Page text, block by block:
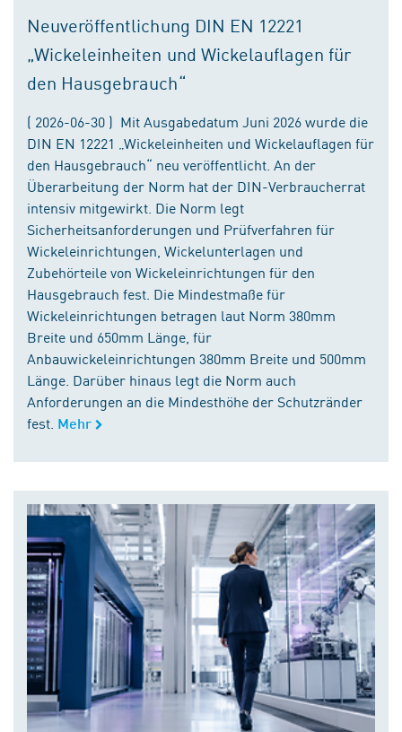
Neuveröffentlichung DIN EN 12221
„Wickeleinheiten und Wickelauflagen für
den Hausgebrauch“
( 2026-06-30 ) Mit Ausgabedatum Juni 2026 wurde die
DIN EN 12221 „Wickeleinheiten und Wickelauflagen für
den Hausgebrauch“ neu veröffentlicht. An der
Überarbeitung der Norm hat der DIN-Verbraucherrat
intensiv mitgewirkt. Die Norm legt
Sicherheitsanforderungen und Prüfverfahren für
Wickeleinrichtungen, Wickelunterlagen und
Zubehörteile von Wickeleinrichtungen für den
Hausgebrauch fest. Die Mindestmaße für
Wickeleinrichtungen betragen laut Norm 380mm
Breite und 650mm Länge, für
Anbauwickeleinrichtungen 380mm Breite und 500mm
Länge. Darüber hinaus legt die Norm auch
Anforderungen an die Mindesthöhe der Schutzränder
fest. Mehr